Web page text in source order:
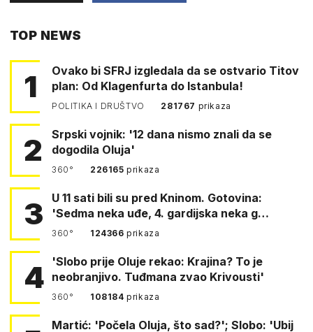
TOP NEWS
1
Ovako bi SFRJ izgledala da se ostvario Titov
plan: Od Klagenfurta do Istanbula!
POLITIKA I DRUŠTVO 281767 prikaza
2
Srpski vojnik: '12 dana nismo znali da se
dogodila Oluja'
360° 226165prikaza
3
U 11 sati bili su pred Kninom. Gotovina:
'Sedma neka uđe, 4. gardijska neka g…
360° 124366prikaza
4
'Slobo prije Oluje rekao: Krajina? To je
neobranjivo. Tuđmana zvao Krivousti'
360° 108184prikaza
Martić: 'Počela Oluja, što sad?'; Slobo: 'Ubij